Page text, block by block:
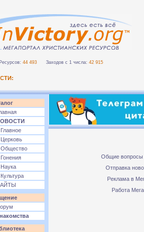
Ресурсов: 44 493 Заходов с 1 числа: 42 915
Общие вопросы
Отправка
Реклама в
Работа